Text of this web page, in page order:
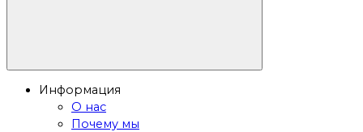
Информация
О нас
Почему мы